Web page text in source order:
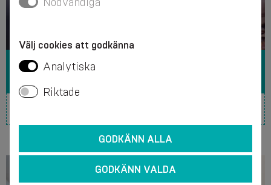
KNÄSMÄRTA
Välj cookies att godkänna
Analytiska
Riktade
GODKÄNN ALLA
GODKÄNN VALDA